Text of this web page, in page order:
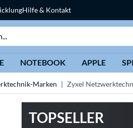
Hilfe & Kontakt
NOTEBOOK APPLE
Marken Zyxel
TOPSELLER